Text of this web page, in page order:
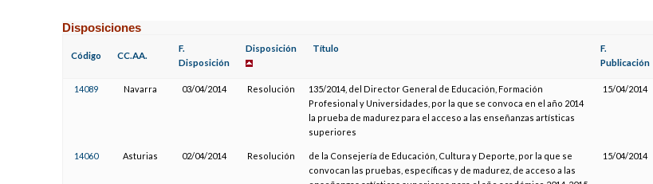
Disposiciones
Código CC.AA.
F.
Disposición
Disposición Título
F.
Publicación
14089 Navarra 03/04/2014 Resolución
135/2014, del Director General de Educación, Formación
Profesional y Universidades, por la que se convoca en el año 2014
la prueba de madurez para el acceso a las enseñanzas artísticas
superiores
15/04/2014
14060 Asturias 02/04/2014 Resolución
de la Consejería de Educación, Cultura y Deporte, por la que se
convocan las pruebas, específicas y de madurez, de acceso a las
15/04/2014